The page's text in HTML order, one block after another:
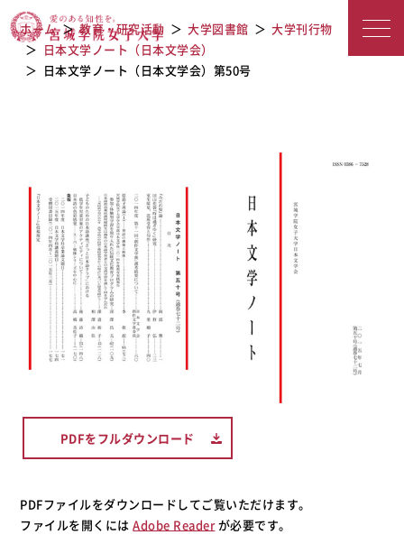
日本文学ノート（日本文学会）第50号
ホーム 教育・研究活動 大学図書館
大学刊行物
日本文学ノート（日本文学会）
日本文学ノート（日本文学会）第50号
PDFをフルダウンロード
PDFファイルをダウンロードしてご覧いただけます。
ファイルを開くにはAdobe Readerが必要です。